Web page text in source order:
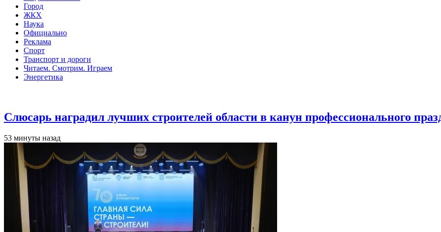
Город
ЖКХ
Наука
Официально
Реклама
Спорт
Транспорт и дороги
Читаем. Смотрим. Играем
Энергетика
Слюсарь наградил лучших строителей области в канун профессионального
53 минуты назад